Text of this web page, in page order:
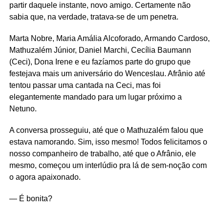
partir daquele instante, novo amigo. Certamente não
sabia que, na verdade, tratava-se de um penetra.
Marta Nobre, Maria Amália Alcoforado, Armando Cardoso,
Mathuzalém Júnior, Daniel Marchi, Cecília Baumann
(Ceci), Dona Irene e eu fazíamos parte do grupo que
festejava mais um aniversário do Wenceslau. Afrânio até
tentou passar uma cantada na Ceci, mas foi
elegantemente mandado para um lugar próximo a
Netuno.
A conversa prosseguiu, até que o Mathuzalém falou que
estava namorando. Sim, isso mesmo! Todos felicitamos o
nosso companheiro de trabalho, até que o Afrânio, ele
mesmo, começou um interlúdio pra lá de sem-noção com
o agora apaixonado.
— É bonita?